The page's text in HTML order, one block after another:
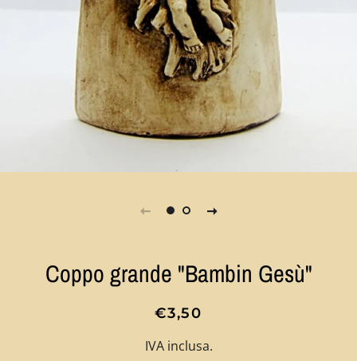
Coppo grande "Bambin Gesù"
Prezzo
listino
Prezzo
€3,50
IVA inclusa.